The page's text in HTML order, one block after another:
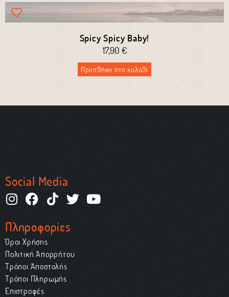
Spicy Spicy Baby!
17,90 €
Προσθήκη στο καλάθι
Social Media
Πληροφορίες
Όροι Χρήσης
Πολιτική Απορρήτου
Τρόποι Αποστολής
Τρόποι Πληρωμής
Επιστροφές